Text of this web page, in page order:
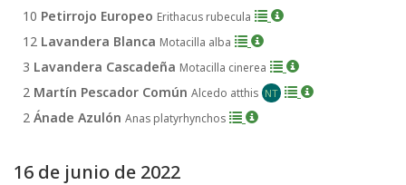
10 Petirrojo Europeo Erithacus rubecula
12 Lavandera Blanca Motacilla alba
3 Lavandera Cascadeña Motacilla cinerea
2 Martín Pescador Común Alcedo atthis NT
2 Ánade Azulón Anas platyrhynchos
16 de junio de 2022